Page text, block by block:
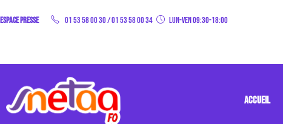
Espace Presse 01 53 58 00 30/01 53 58 00 34 Lun-Ven 09:30-18:00
ACCUEIL